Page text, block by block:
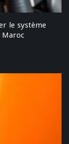
le système